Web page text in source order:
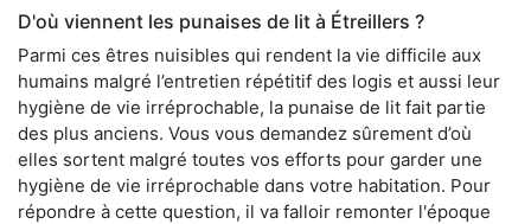
D'où viennent les punaises de lit à Étreillers ?
Parmi ces êtres nuisibles qui rendent la vie difficile aux
humains malgré l’entretien répétitif des logis et aussi leur
hygiène de vie irréprochable, la punaise de lit fait partie
des plus anciens. Vous vous demandez sûrement d’où
elles sortent malgré toutes vos efforts pour garder une
hygiène de vie irréprochable dans votre habitation. Pour
répondre à cette question, il va falloir remonter l'époque